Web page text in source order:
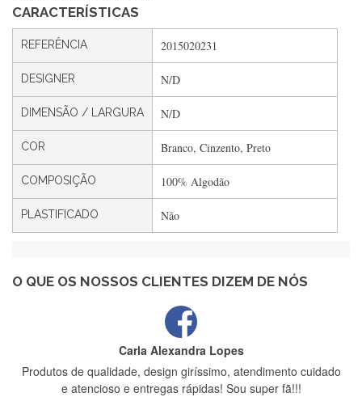
CARACTERÍSTICAS
REFERÊNCIA 2015020231
DESIGNER N/D
DIMENSÃO / LARGURA N/D
COR Branco, Cinzento, Preto
COMPOSIÇÃO 100% Algodão
PLASTIFICADO Não
O QUE OS NOSSOS CLIENTES DIZEM DE NÓS
Silvia André
Gostei ,Serviço bastante rápido. recomendo
Filipa Freire
Rápido, atendimento 5*. Hoje chegará a segunda encomenda
feita de muitas certamente❤️
estrelas
Carla Alexandra Lopes
Produtos de qualidade, design giríssimo, atendimento cuidado
e atencioso e entregas rápidas! Sou super fã!!!